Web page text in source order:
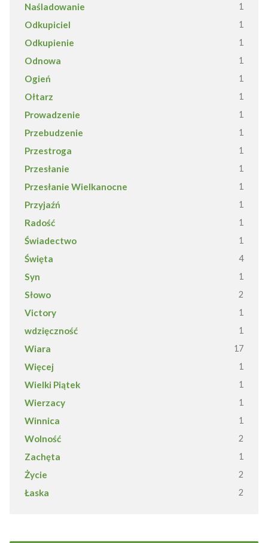
Naśladowanie 1
Odkupiciel 1
Odkupienie 1
Odnowa 1
Ogień 1
Ołtarz 1
Prowadzenie 1
Przebudzenie 1
Przestroga 1
Przesłanie 1
Przesłanie Wielkanocne 1
Przyjaźń 1
Radość 1
Świadectwo 1
Święta 4
Syn 1
Słowo 2
Victory 1
wdzięczność 1
Wiara 17
Więcej 1
Wielki Piątek 1
Wierzacy 1
Winnica 1
Wolność 2
Zachęta 1
Życie 2
Łaska 2